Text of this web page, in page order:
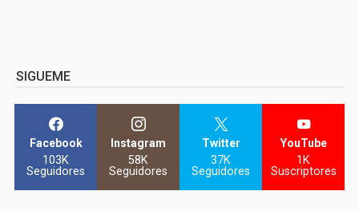
SIGUEME
Facebook
103K
Seguidores
Instagram
58K
Seguidores
Twitter
37K
Seguidores
YouTube
1K
Suscriptores